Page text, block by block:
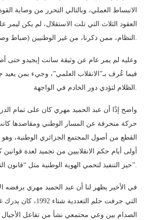
الانبساط العملي، وبالتالي التحرر من وصاية
العقود الثلاث التي تلت الاستقلال، لم يكن ليمر
النظام، ممن ذكرنا، من غير الوطنيين (ضباط وصف ضباط فرنسا).
وعليه لم يمر عام عن وثيقة سانت إيجيدو حتى
فيما عُرف بـ”الانقلاب العلمي”، وجيء بمن يعيد
الظلام لتؤدي دور الخادم في الواجهة.
حركة منحرفة عن المسار الوطني ومقاصدها
القطع من أصول المجتمع الجزائري الوطنية،
أولى أيام حكم الانقلابيين من تجميد لعدة
حيز التنفيذ لتحمي الهوية الوطنية مثل “قانون التعريب”.
في الأخير يظهر لنا أن عبد الحميد مهري برفضه
التي جرفت حلم التعددية
الصدام بين وعي محتمعي نشأ من تفاعل